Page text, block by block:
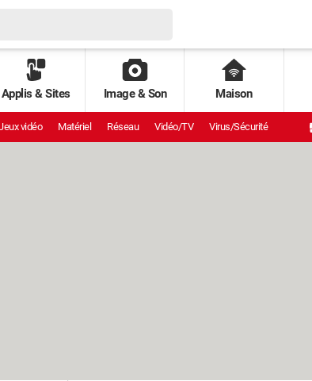
Applis & Sites Image & Son Maison
vidéo Matériel Réseau Vidéo/TV Virus/Sécurité